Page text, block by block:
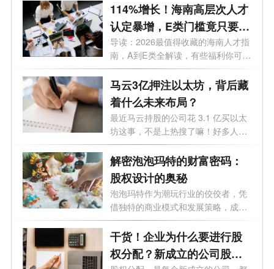
114%增长！海南高层次人才
认定暴增，E类门槛竟只要个
税5万/年
导读：2026最值得收藏的海南人才指
南，A到E类全解读，有些福利你可能
根本不...
马云3亿押注以太坊，背后藏
着什么未来布局？
最近马云持股的公司花 3.1 亿买以太
坊这事，不是上热搜了嘛！好多人都
纳闷...
解密泡泡玛特的财富密码：
股权设计的奥秘
泡泡玛特作为潮玩行业的佼佼者，凭
借独特的商业模式和发展策略，成功
赢得...
干货！企业为什么要进行股
权分配？新成立的公司股权